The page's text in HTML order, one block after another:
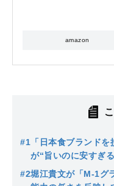
amazon
#1 「日本食ブランド
が“旨いのに安すぎ
たこと
#2堀江貴文が「M-1グ